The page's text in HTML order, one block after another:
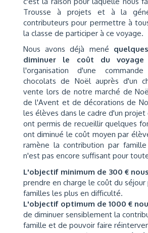
Trousse à projets et à la
contributeurs pour permettre à
la classe de participer à ce voyage.
Nous avons déjà mené
diminuer le coût du
l'organisation d'une
chocolats de Noël auprès d'un
vente lors de notre marché de
de l'Avent et de décorations de
les élèves dans le cadre d'un projet
ont permis de recueillir quelques
ont diminué le coût moyen par
ramène la contribution par
n'est pas encore suffisant pour
L'objectif minimum de 300 €
prendre en charge le coût du séjour
familles les plus en difficulté.
L'objectif optimum de 1000 €
de diminuer sensiblement la
famille et de pouvoir faire